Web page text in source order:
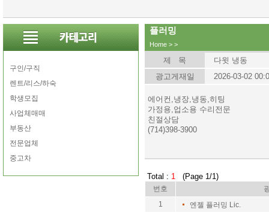
구인/구직
렌트/리스/하숙
학생모집
사업체매매
부동산
전문업체
중고차
플러밍
Home > >
제 목
다윗 냉동
광고게재일
2026-03-02
에어컨,냉장,냉동,히팅
가정용,업소용 수리전문
친절상담
(714)398-3900
Total : 1 (Page 1/1)
번호
1
엔젤 플러밍 Lic.